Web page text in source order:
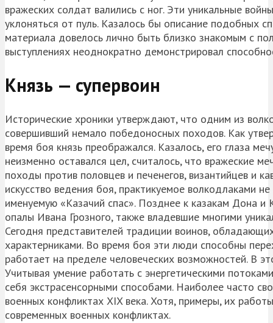
вражеских солдат валились с ног. Эти уникальные
уклоняться от пуль. Казалось бы описание подобных
материала довелось лично быть близко знакомым с
выступлениях неоднократно демонстрировал
Князь — супервоин
Исторические хроники утверждают, что одним из
совершивший немало победоносных походов. Как
время боя князь преображался. Казалось, его глаза
неизменно оставался цел, считалось, что вражеские
походы против половцев и печенегов, византийцев и
искусство ведения боя, практикуемое волкодлаками
именуемую «Казачий спас». Позднее к казакам Дона
опалы Ивана Грозного, также владевшие многими
Сегодня представителей традиции воинов,
характерниками. Во время боя эти люди способны
работает на пределе человеческих возможностей. В
Учитывая умение работать с энергетическими
себя экстрасенсорными способами. Наиболее часто
военных конфликтах XIX века. Хотя, примеры, их
современных военных конфликтах.